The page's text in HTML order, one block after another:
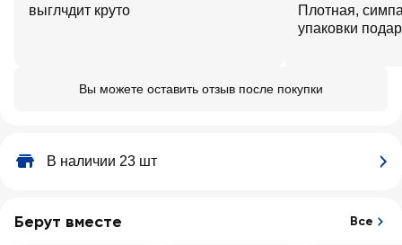
выглчдит круто
Плотная,
упаковки
Вы можете оставить отзыв после покупки
В наличии 23 шт
Берут вместе Все